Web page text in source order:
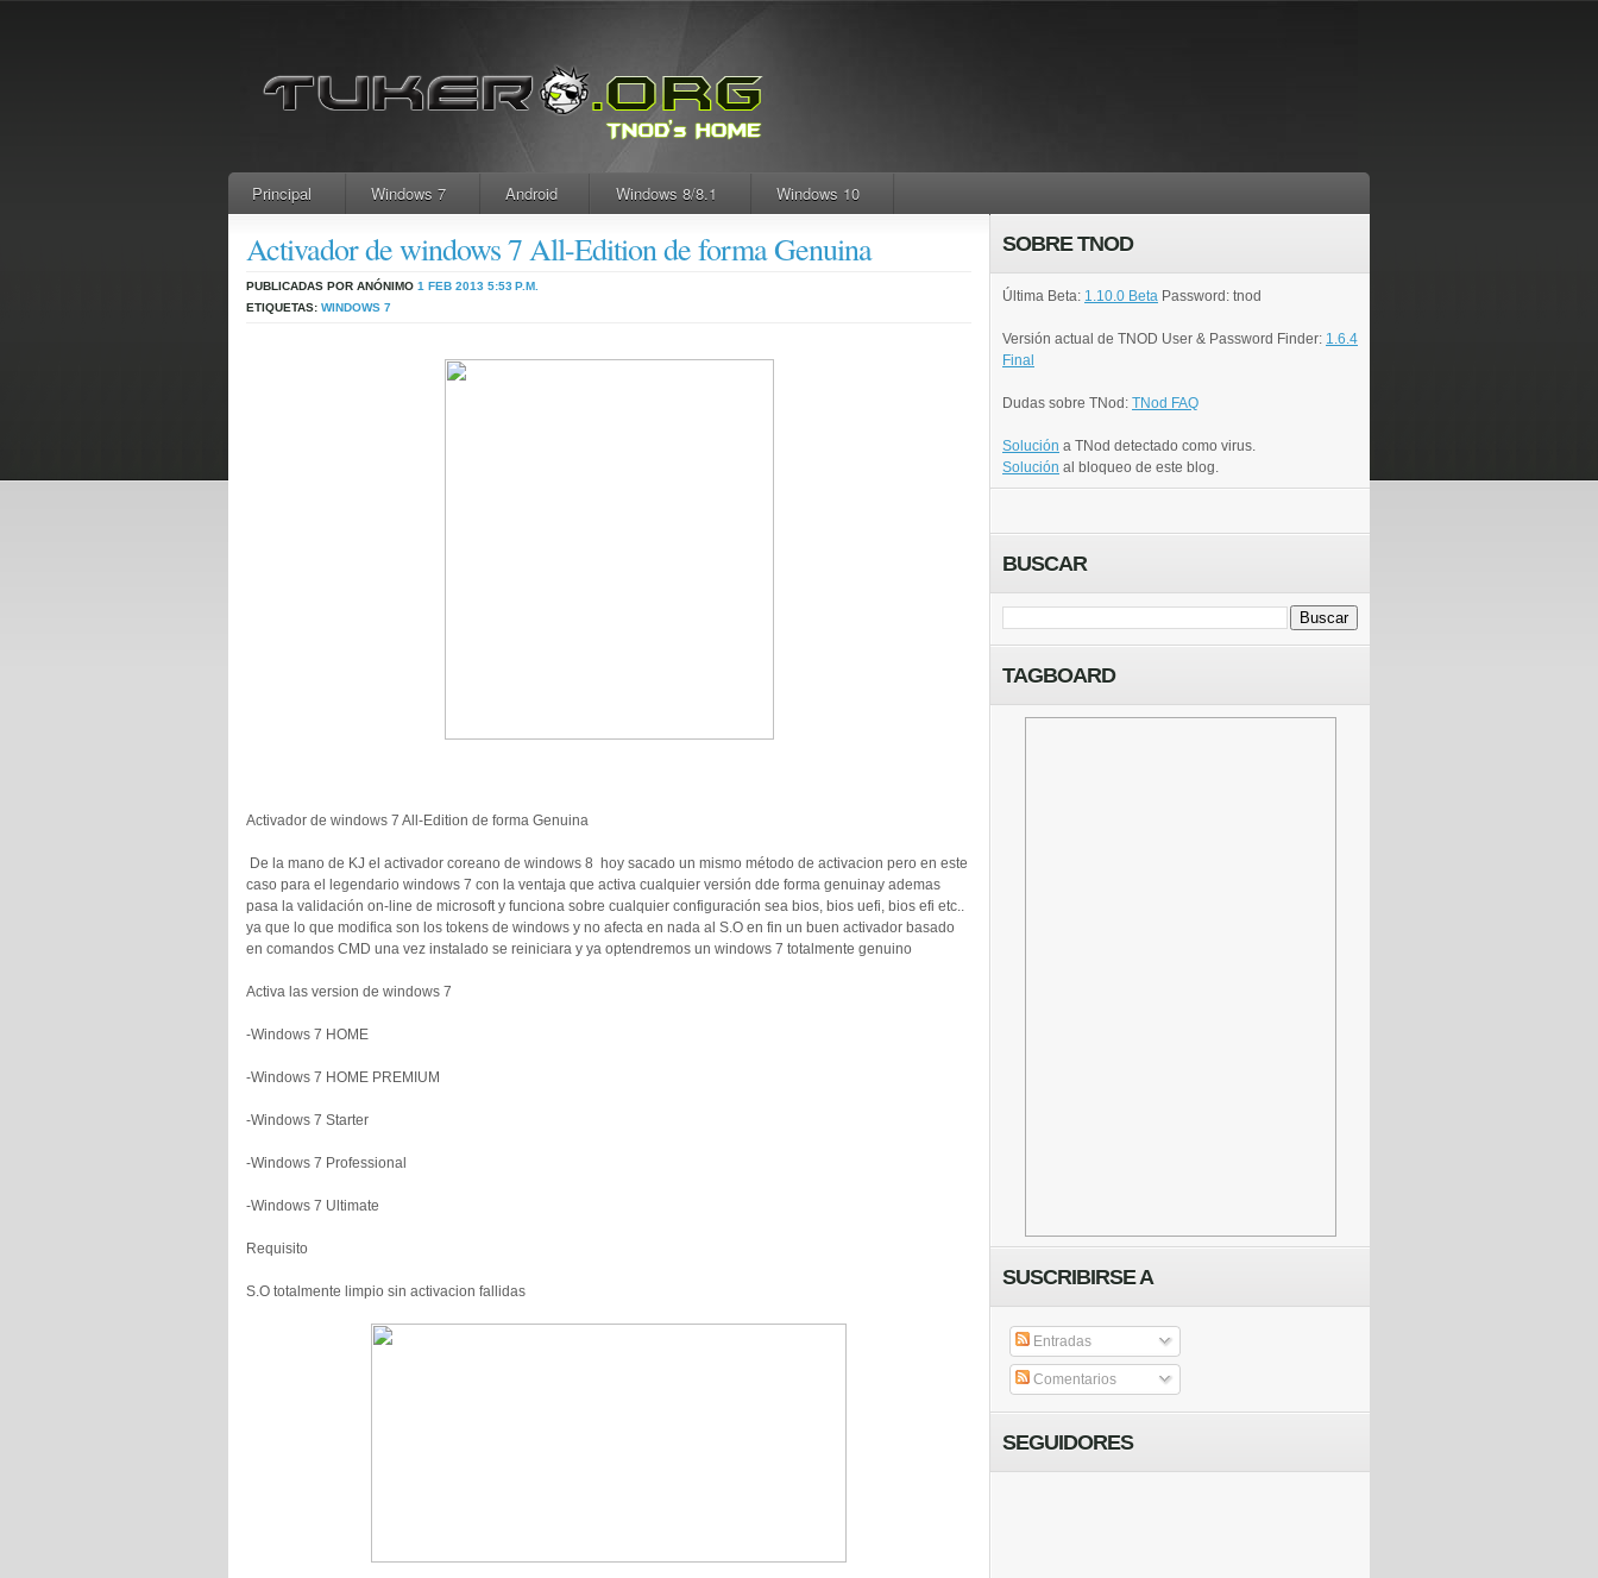
Principal Windows 7 Android Windows 8/8.1 Windows 10
Activador de windows 7 All-Edition de forma Genuina
PUBLICADAS POR ANÓNIMO 1 FEB 2013 5:53 P.M.
ETIQUETAS: WINDOWS 7
Activador de windows 7 All-Edition de forma Genuina
De la mano de KJ el activador coreano de windows 8 hoy sacado un mismo método de activacion pero en este
caso para el legendario windows 7 con la ventaja que activa cualquier versión dde forma genuinay ademas
pasa la validación on-line de microsoft y funciona sobre cualquier configuración sea bios, bios uefi, bios efi etc..
ya que lo que modifica son los tokens de windows y no afecta en nada al S.O en fin un buen activador basado
en comandos CMD una vez instalado se reiniciara y ya optendremos un windows 7 totalmente genuino
Activa las version de windows 7
-Windows 7 HOME
-Windows 7 HOME PREMIUM
-Windows 7 Starter
-Windows 7 Professional
-Windows 7 Ultimate
Requisito
S.O totalmente limpio sin activacion fallidas
SOBRE TNOD
Última Beta: 1.10.0 Beta Password: tnod
Versión actual de TNOD User & Password Finder: 1.6.4
Final
Dudas sobre TNod: TNod FAQ
Solución a TNod detectado como virus.
Solución al bloqueo de este blog.
BUSCAR
TAGBOARD
SUSCRIBIRSE A
Entradas
Comentarios
SEGUIDORES